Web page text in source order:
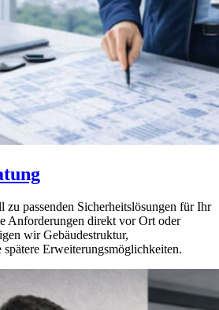
passenden Sicherheitslösungen für Ihr
Anforderungen direkt vor Ort oder
wir Gebäudestruktur,
Erweiterungsmöglichkeiten.